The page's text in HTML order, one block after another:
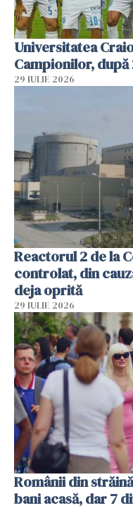
Universitatea
Campionilor,
29 IULIE 2026
Reactorul 2 de la
controlat, din
deja oprită
29 IULIE 2026
Românii din
bani acasă, dar 7